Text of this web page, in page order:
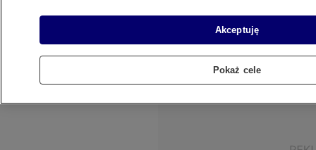
Akceptuję
Pokaż cele